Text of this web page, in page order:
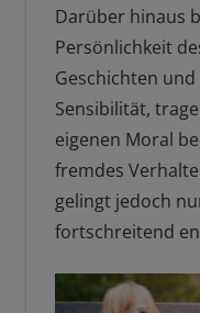
Darüber hinaus
Persönlichkeit
Geschichten
Sensibilität,
eigenen Moral
fremdes
gelingt jedoch
fortschreitend